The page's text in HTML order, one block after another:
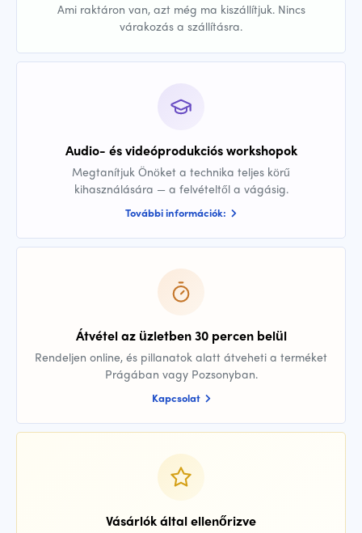
Ami raktáron van, azt még ma kiszállítjuk. Nincs
várakozás a szállításra.
Audio- és videóprodukciós workshopok
Megtanítjuk Önöket a technika teljes körű
kihasználására — a felvételtől a vágásig.
További információk:
Átvétel az üzletben 30 percen belül
Rendeljen online, és pillanatok alatt átveheti a terméket
Prágában vagy Pozsonyban.
Kapcsolat
Vásárlók által ellenőrizve